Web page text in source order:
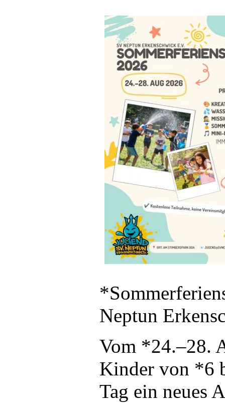
Neptun
Vom *24.–28.
Kinder von *6
Tag ein neues